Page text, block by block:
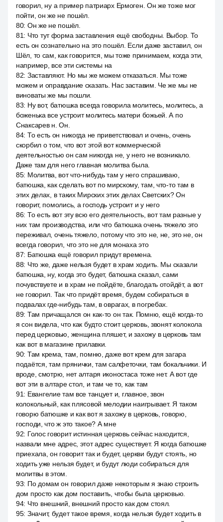
говорил, ну а пример патриарх Ермоген. Он же тоже мог
пойти, он же не пошёл.
80: Он же не пошёл.
81: Что тут форма заставления ещё свободны. Выбор. То
есть он сознательно на это пошёл. Если даже заставил, он
Шёл, то сам, как говорится, мы тоже принимаем, когда эти,
например, все эти системы на
82: Заставляют. Но мы же можем отказаться. Мы тоже
можем и оправдание сказать. Нас заставим. Че же мы не
виноваты же мы пошли.
83: Ну вот, батюшка всегда говорила молитесь, молитесь, а
боженька все устроит молитесь матери божьей. А по
Снаксарев н. Он.
84: То есть он никогда не приветствовал и очень, очень
скорбил о том, что вот этой вот коммерческой
деятельностью он сам никогда не, у него не возникало.
Даже там для него главная молитва была.
85: Молитва, вот что-нибудь там у него спрашиваю,
батюшка, как сделать вот по мирскому, там, что-то там в
этих делах, в таких Мирских этих делах Светских? Он
говорит, помолись, а господь устроит и у него
86: То есть вот эту всю его деятельность, вот там разные у
них там производства, или что батюшка очень тяжело это
переживал, очень тяжело, потому что это не, не, это не, он
всегда говорил, что это не для монаха это
87: Батюшка ещё говорил придут времена.
88: Что же, даже нельзя будет в храм ходить. Мы сказали
батюшка, ну, когда это будет, батюшка сказал, сами
почувствуете и в храм не пойдёте, благодать отойдёт, а вот
не говорил. Так что придёт время, будем собираться в
подвалах где-нибудь там, в оврагах, в погребах.
89: Там причащался он как-то он так. Помню, ещё когда-то
я сон видела, что как будто стоит церковь, звонят колокола
перед церковью, женщина пляшет, и захожу в церковь там
как вот в магазине прилавки.
90: Там крема, там, помню, даже вот крем для загара
подаётся, там прянички, там салфеточки, там бокальчики. И
вроде, смотрю, нет алтаря иконостаса тоже нет. А вот где
вот эти в алтаре стол, и там че то, как там
91: Евангелие там все танцует и, главное, звон
колокольный, как плясовой мелодии наигрывает. Я таком
говорю батюшке и как вот я захожу в церковь, говорю,
господи, что ж это такое? А мне
92: Голос говорит истинная церковь сейчас находится,
назвали мне адрес, этот адрес существует. Я когда батюшке
приехала, он говорит так и будет, церкви будут стоять, но
ходить уже нельзя будет, и будут люди собираться для
молитвы в этом.
93: По домам он говорил даже некоторым я знаю строить
дом просто как дом поставить, чтобы была церковью.
94: Что внешний, внешний просто как дом стоял.
95: Значит, будет такое время, когда нельзя будет ходить в